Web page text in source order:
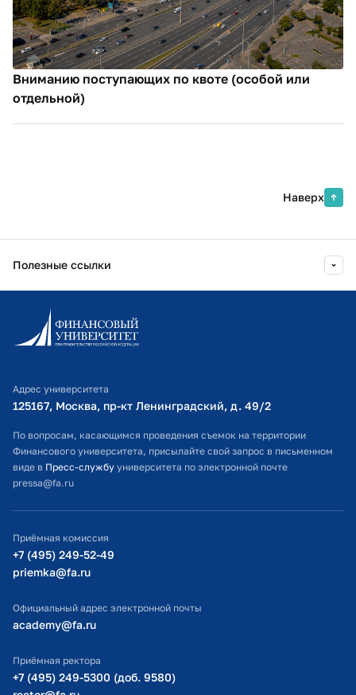
Вниманию поступающих по квоте (особой или
отдельной)
Наверх
Полезные ссылки
Информационно-образовательный портал
Личный кабинет поступающего
Оплата обучения
Расписание занятий
Студенческий офис
Официальный адрес электронной почты
Министерство просвещения РФ
Министерство науки и высшего образования РФ
Адрес университета
125167, Москва, пр-кт Ленинградский, д. 49/2​
По вопросам, касающимся проведения съемок на территории
Финансового университета, присылайте свой запрос в письменном
виде в Пресс-службу университета по электронной почте
pressa@fa.ru
Приёмная комиссия
+7 (495) 249-52-49
priemka@fa.ru
Официальный адрес электронной почты
academy@fa.ru
Приёмная ректора
+7 (495) 249-5300 (доб. 9580)